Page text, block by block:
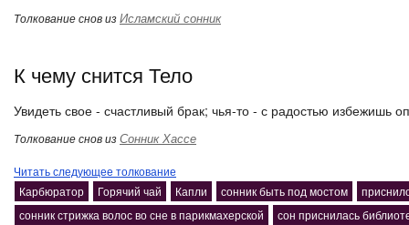
Толкование снов изИсламский сонник
К чему снится Тело
Увидеть свое - счастливый брак; чья-то - с радостью избежишь
Толкование снов изСонник Хассе
Читать следующее толкование
Карбюратор
Горячий чай Капли сонник быть под мостом
сонник стрижка волос во сне в парикмахерской
сон приснилась